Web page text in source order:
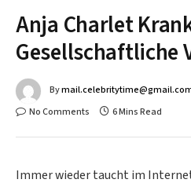
Anja Charlet
Gesellschaftliche
By
No Comments
6 Mins Read
Immer wieder taucht im